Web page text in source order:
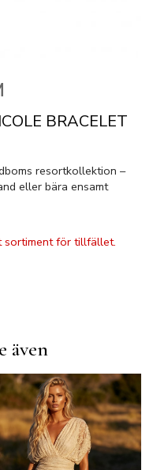
BRACELET
resortkollektion –
eller bära ensamt
sortiment för tillfället.
även